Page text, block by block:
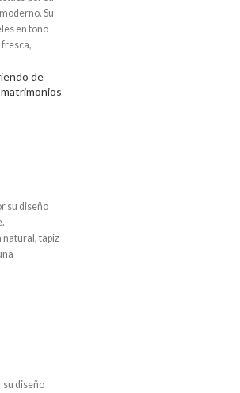
Su
en tono
ideal para
privadas y
3,6 m
su diseño
natural, tapiz
lounge,
premium.
desde
su diseño